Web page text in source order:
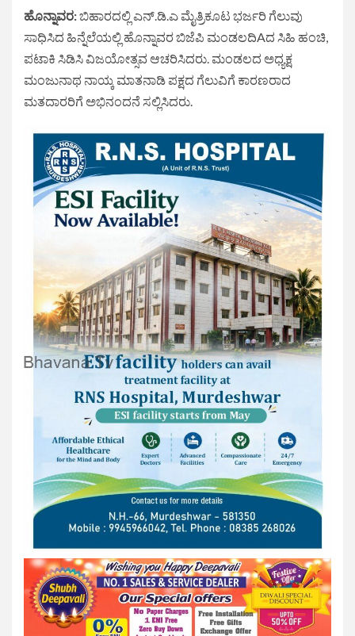
ಹೊನ್ನಾವರ:ಬಿಹಾರದಲ್ಲಿ ಎನ್.ಡಿ.ಎ ಮೈತ್ರಿಕೂಟ ಭರ್ಜರಿ ಗೆಲುವು
ಸಾಧಿಸಿದ ಹಿನ್ನೆಲೆಯಲ್ಲಿ ಹೊನ್ನಾವರ ಬಿಜೆಪಿ ಮಂಡಲದಿAದ ಸಿಹಿ ಹಂಚಿ,
ಪಟಾಕಿ ಸಿಡಿಸಿ ವಿಜಯೋತ್ಸವ ಆಚರಿಸಿದರು. ಮಂಡಲದ ಅಧ್ಯಕ್ಷ
ಮಂಜುನಾಥ ನಾಯ್ಕ ಮಾತನಾಡಿ ಪಕ್ಷದ ಗೆಲುವಿಗೆ ಕಾರಣರಾದ
ಮತದಾರರಿಗೆ ಅಭಿನಂದನೆ ಸಲ್ಲಿಸಿದರು.